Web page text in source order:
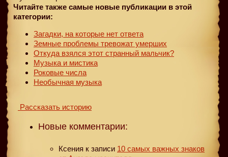
Читайте также самые новые публикации в этой
категории:
Загадки, на которые нет ответа
Земные проблемы тревожат умерших
Откуда взялся этот странный мальчик?
Музыка и мистика
Роковые числа
Необычная музыка
Рассказать историю
Новые комментарии:
Ксения к записи 10 самых важных знаков